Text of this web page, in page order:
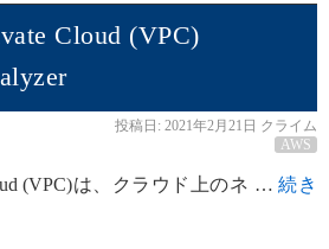
Cloud (VPC)
投稿日: 2021年2月21日 クライム
AWS
(VPC)は、クラウド上のネ …続き